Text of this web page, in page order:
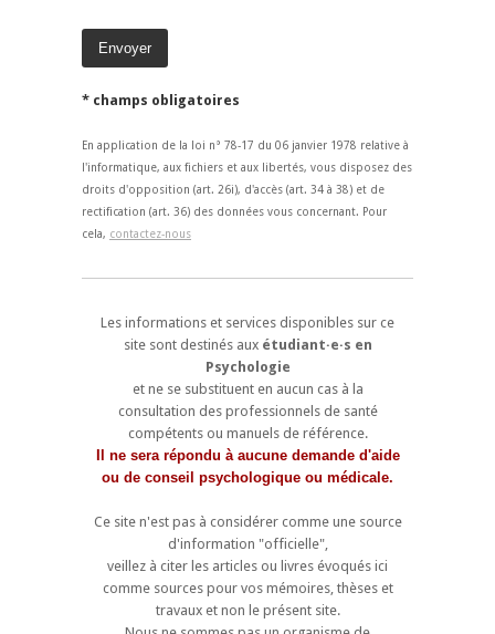
* champs obligatoires
En application de la loi n° 78-17 du 06 janvier 1978 relative à
l'informatique, aux fichiers et aux libertés, vous disposez des
droits d'opposition (art. 26i), d'accès (art. 34 à 38) et de
rectification (art. 36) des données vous concernant. Pour
cela, contactez-nous
Les informations et services disponibles sur ce
site sont destinés aux étudiant·e·s en
Psychologie
et ne se substituent en aucun cas à la
consultation des professionnels de santé
compétents ou manuels de référence.
Il ne sera répondu à aucune demande d'aide
ou de conseil psychologique ou médicale.
Ce site n'est pas à considérer comme une source
d'information "officielle",
veillez à citer les articles ou livres évoqués ici
comme sources pour vos mémoires, thèses et
travaux et non le présent site.